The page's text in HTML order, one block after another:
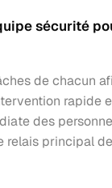
sécurité
de chacun
rapide
des
relais principal